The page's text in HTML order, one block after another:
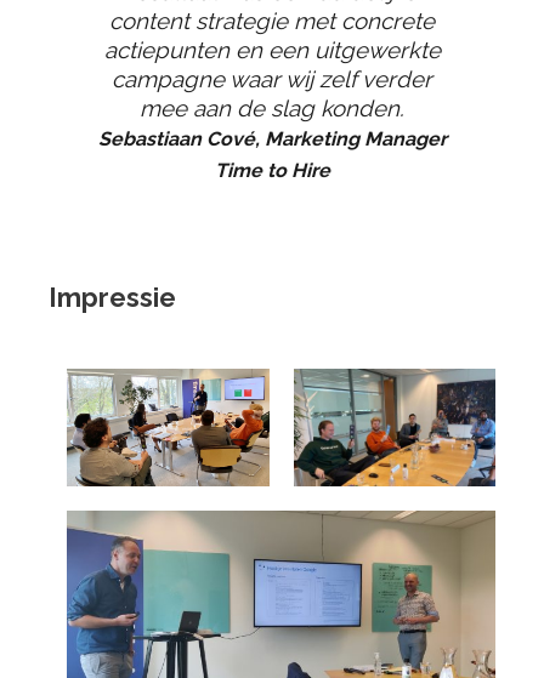
content strategie met concrete
actiepunten en een uitgewerkte
campagne waar wij zelf verder
mee aan de slag konden.
Sebastiaan Cové, Marketing Manager
Time to Hire
Impressie